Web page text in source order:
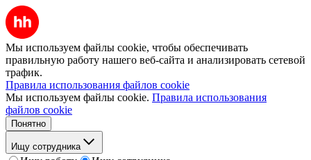
Мы используем файлы cookie, чтобы обеспечивать
правильную работу нашего веб-сайта и анализировать сетевой
трафик.
Правила использования файлов cookie
Мы используем файлы cookie. Правила использования
файлов cookie
Понятно
Ищу сотрудника